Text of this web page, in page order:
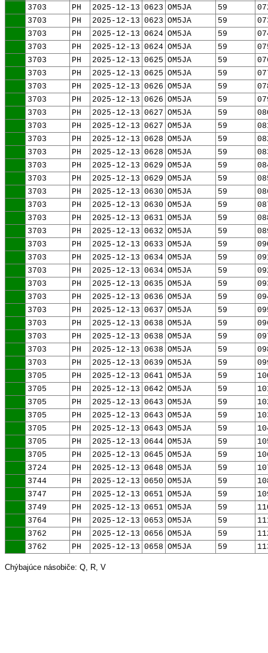
3703
PH 2025-12-13 0623 OM5JA 59
3703
PH 2025-12-13 0623 OM5JA 59
3703
PH 2025-12-13 0624 OM5JA 59
3703
PH 2025-12-13 0624 OM5JA 59
3703
PH 2025-12-13 0625 OM5JA 59
3703
PH 2025-12-13 0625 OM5JA 59
3703
PH 2025-12-13 0626 OM5JA 59
3703
PH 2025-12-13 0626 OM5JA 59
3703
PH 2025-12-13 0627 OM5JA 59
3703
PH 2025-12-13 0627 OM5JA 59
3703
PH 2025-12-13 0628 OM5JA 59
3703
PH 2025-12-13 0628 OM5JA 59
3703
PH 2025-12-13 0629 OM5JA 59
3703
PH 2025-12-13 0629 OM5JA 59
3703
PH 2025-12-13 0630 OM5JA 59
3703
PH 2025-12-13 0630 OM5JA 59
3703
PH 2025-12-13 0631 OM5JA 59
3703
PH 2025-12-13 0632 OM5JA 59
3703
PH 2025-12-13 0633 OM5JA 59
3703
PH 2025-12-13 0634 OM5JA 59
3703
PH 2025-12-13 0634 OM5JA 59
3703
PH 2025-12-13 0635 OM5JA 59
3703
PH 2025-12-13 0636 OM5JA 59
3703
PH 2025-12-13 0637 OM5JA 59
3703
PH 2025-12-13 0638 OM5JA 59
3703
PH 2025-12-13 0638 OM5JA 59
3703
PH 2025-12-13 0638 OM5JA 59
3703
PH 2025-12-13 0639 OM5JA 59
3705
PH 2025-12-13 0641 OM5JA 59
3705
PH 2025-12-13 0642 OM5JA 59
3705
PH 2025-12-13 0643 OM5JA 59
3705
PH 2025-12-13 0643 OM5JA 59
3705
PH 2025-12-13 0643 OM5JA 59
3705
PH 2025-12-13 0644 OM5JA 59
3705
PH 2025-12-13 0645 OM5JA 59
3724
PH 2025-12-13 0648 OM5JA 59
3744
PH 2025-12-13 0650 OM5JA 59
3747
PH 2025-12-13 0651 OM5JA 59
3749
PH 2025-12-13 0651 OM5JA 59
3764
PH 2025-12-13 0653 OM5JA 59
3762
PH 2025-12-13 0656 OM5JA 59
3762
PH 2025-12-13 0658 OM5JA 59
Chýbajúce násobiče: Q, R, V